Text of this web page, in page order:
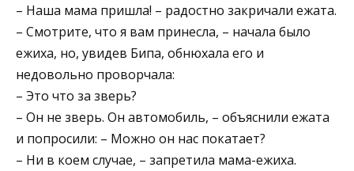
– Наша мама пришла! – радостно закричали ежата.
– Смотрите, что я вам принесла, – начала было
ежиха, но, увидев Бипа, обнюхала его и
недовольно проворчала:
– Это что за зверь?
– Он не зверь. Он автомобиль, – объяснили ежата
и попросили: – Можно он нас покатает?
– Ни в коем случае, – запретила мама-ежиха.